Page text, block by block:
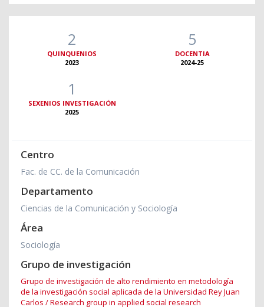
2
QUINQUENIOS
2023
5
DOCENTIA
2024-25
1
SEXENIOS INVESTIGACIÓN
2025
Centro
Fac. de CC. de la Comunicación
Departamento
Ciencias de la Comunicación y Sociología
Área
Sociología
Grupo de investigación
Grupo de investigación de alto rendimiento en metodología
de la investigación social aplicada de la Universidad Rey Juan
Carlos / Research group in applied social research